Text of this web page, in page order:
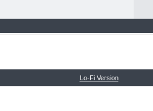
Lo-Fi Version